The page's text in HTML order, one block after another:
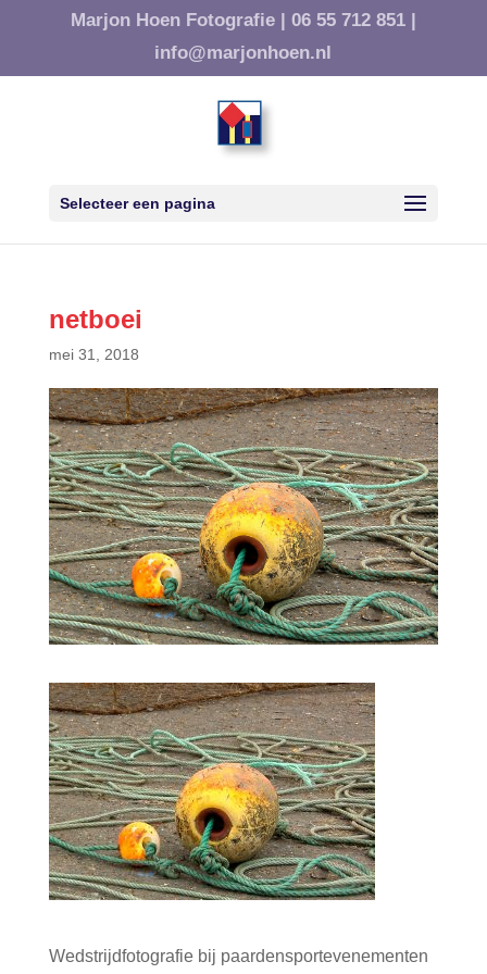
Marjon Hoen Fotografie | 06 55 712 851 |
info@marjonhoen.nl
Selecteer een pagina
netboei
mei 31, 2018
Wedstrijdfotografie bij paardensportevenementen